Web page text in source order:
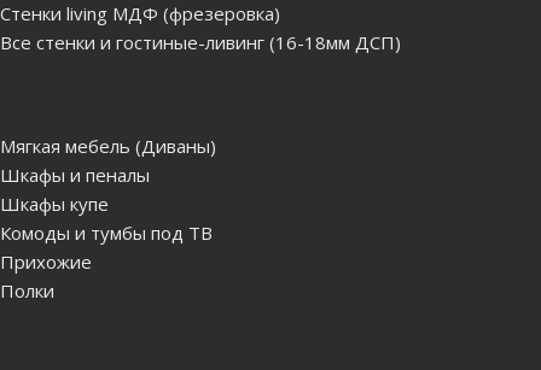
Стенки living МДФ (фрезеровка)
Все стенки и гостиные-ливинг (16-18мм ДСП)
Мягкая мебель (Диваны)
Шкафы и пеналы
Шкафы купе
Комоды и тумбы под ТВ
Прихожие
Полки